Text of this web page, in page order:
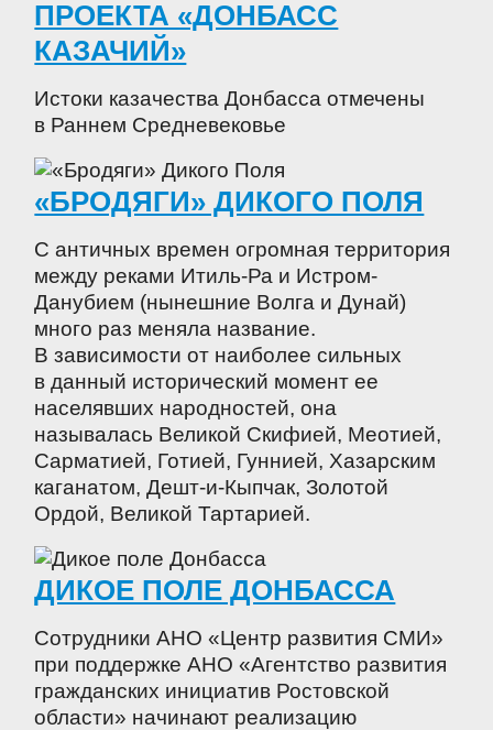
ПРОЕКТА «ДОНБАСС
КАЗАЧИЙ»
Истоки казачества Донбасса отмечены
в Раннем Средневековье
«БРОДЯГИ» ДИКОГО ПОЛЯ
С античных времен огромная территория
между реками Итиль-Ра и Истром-
Данубием (нынешние Волга и Дунай)
много раз меняла название.
В зависимости от наиболее сильных
в данный исторический момент ее
населявших народностей, она
называлась Великой Скифией, Меотией,
Сарматией, Готией, Гуннией, Хазарским
каганатом, Дешт-и-Кыпчак, Золотой
Ордой, Великой Тартарией.
ДИКОЕ ПОЛЕ ДОНБАССА
Сотрудники АНО «Центр развития СМИ»
при поддержке АНО «Агентство развития
гражданских инициатив Ростовской
области» начинают реализацию